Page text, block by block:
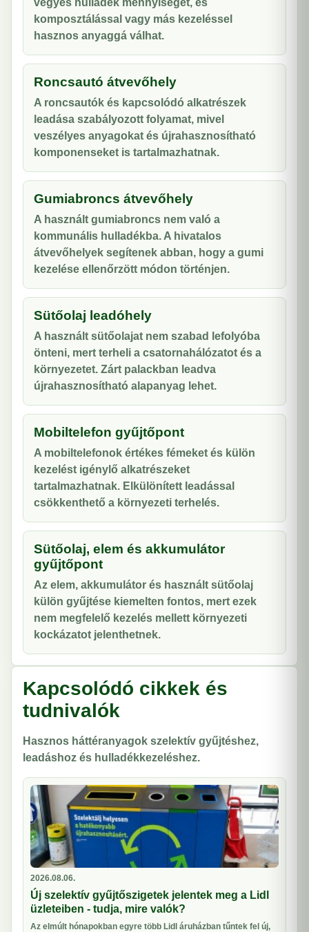
vegyes hulladék mennyiségét, és
komposztálással vagy más kezeléssel
hasznos anyaggá válhat.
Roncsautó átvevőhely
A roncsautók és kapcsolódó alkatrészek
leadása szabályozott folyamat, mivel
veszélyes anyagokat és újrahasznosítható
komponenseket is tartalmazhatnak.
Gumiabroncs átvevőhely
A használt gumiabroncs nem való a
kommunális hulladékba. A hivatalos
átvevőhelyek segítenek abban, hogy a gumi
kezelése ellenőrzött módon történjen.
Sütőolaj leadóhely
A használt sütőolajat nem szabad lefolyóba
önteni, mert terheli a csatornahálózatot és a
környezetet. Zárt palackban leadva
újrahasznosítható alapanyag lehet.
Mobiltelefon gyűjtőpont
A mobiltelefonok értékes fémeket és külön
kezelést igénylő alkatrészeket
tartalmazhatnak. Elkülönített leadással
csökkenthető a környezeti terhelés.
Sütőolaj, elem és akkumulátor
gyűjtőpont
Az elem, akkumulátor és használt sütőolaj
külön gyűjtése kiemelten fontos, mert ezek
nem megfelelő kezelés mellett környezeti
kockázatot jelenthetnek.
Kapcsolódó cikkek és
tudnivalók
Hasznos háttéranyagok szelektív gyűjtéshez,
leadáshoz és hulladékkezeléshez.
2026.08.06.
Új szelektív gyűjtőszigetek jelentek meg a Lidl
üzleteiben - tudja, mire valók?
Az elmúlt hónapokban egyre több Lidl áruházban tűntek fel új,